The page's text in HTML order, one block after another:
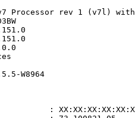
Processor rev 1 (v7l)
W8964
: